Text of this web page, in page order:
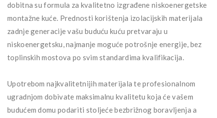
dobitna su formula za kvalitetno izgrađene niskoenergetske
montažne kuće. Prednosti korištenja izolacijskih materijala
zadnje generacije vašu buduću kuću pretvaraju u
niskoenergetsku, najmanje moguće potrošnje energije, bez
toplinskih mostova po svim standardima kvalifikacija.
Upotrebom najkvalitetnijih materijala te profesionalnom
ugradnjom dobivate maksimalnu kvalitetu koja će vašem
budućem domu podariti stoljeće bezbrižnog boravljenja a